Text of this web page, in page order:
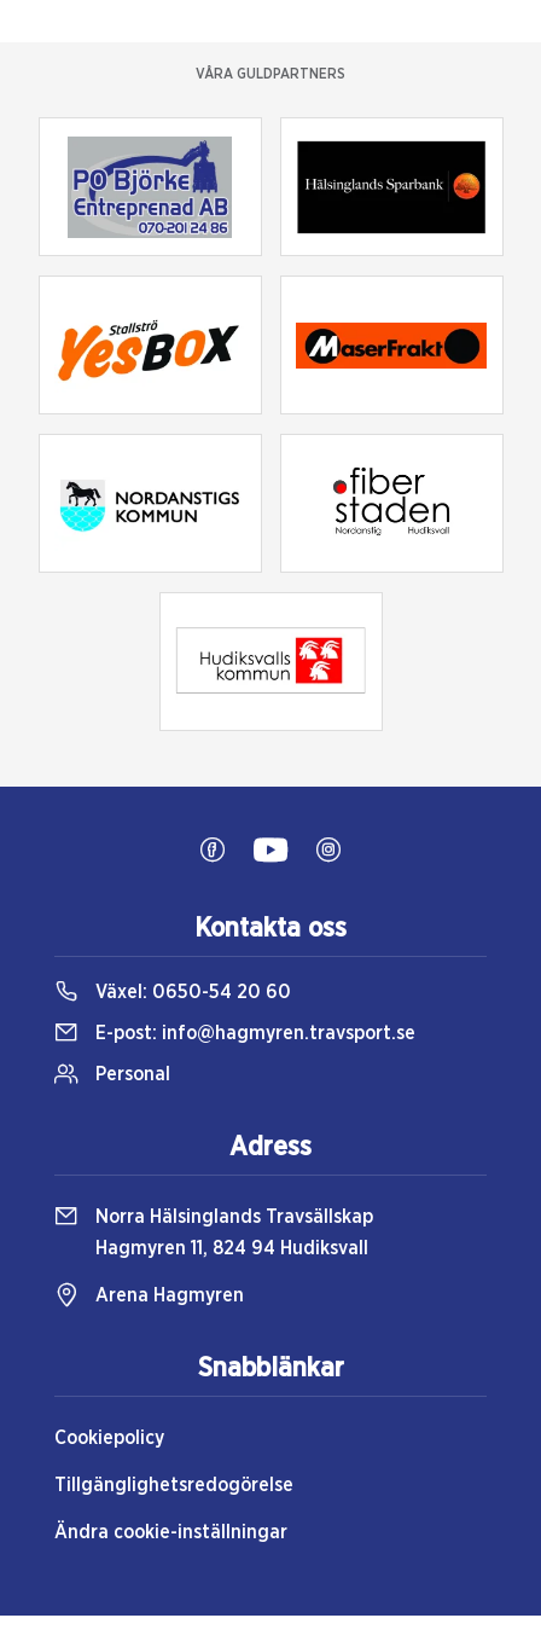
VÅRA GULDPARTNERS
Snabblänkar
Cookiepolicy
Tillgänglighetsredogörelse
Ändra cookie-inställningar
Kontakta oss
Växel: 0650-54 20 60
E-post: info@hagmyren.travsport.se
Personal
Adress
Norra Hälsinglands Travsällskap
Hagmyren 11, 824 94 Hudiksvall
Arena Hagmyren